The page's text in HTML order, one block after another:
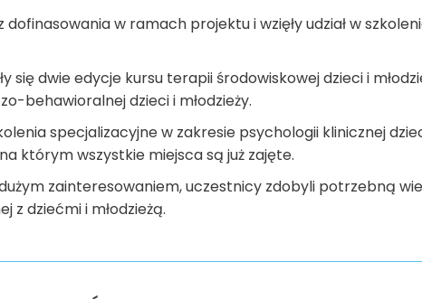
dofinasowania w ramach projektu i wzięły udział w
dwie edycje kursu terapii środowiskowej dzieci i
behawioralnej dzieci i młodzieży.
specjalizacyjne w zakresie psychologii klinicznej
którym wszystkie miejsca są już zajęte.
zainteresowaniem, uczestnicy zdobyli potrzebną
dziećmi i młodzieżą.